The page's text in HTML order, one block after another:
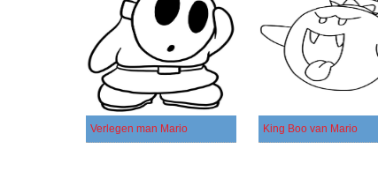
Verlegen man Mario King Boo van Mario